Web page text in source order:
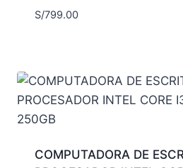
S/799.00
COMPUTADORA DE